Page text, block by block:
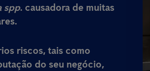
spp. causadora de muitas
.
riscos, tais como
do seu negócio,